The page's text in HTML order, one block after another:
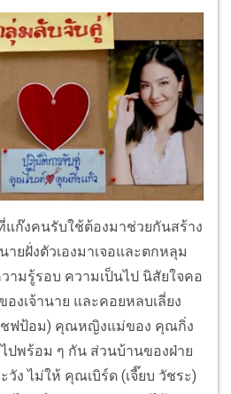
แก๊งคนรับใช้ต้องมาช่วยกันสร้าง
ยฝั่งตัวเองมาเจอและตกหลุม
ามรู้รอบ ความเป็นไป นิสัยใจคอ
งเจ้านาย และคอยหลบเลี่ยง
ฟป้อม) คุณหญิงแม่ของ คุณกิ่ง
พร้อม ๆ กัน ส่วนบ้านของฝ่าย
ง ไม่ให้ คุณเบิร์ด (เจี๊ยบ วัชระ)